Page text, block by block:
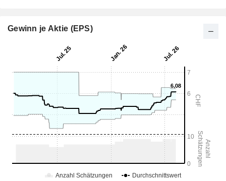
Gewinn je Aktie (EPS)